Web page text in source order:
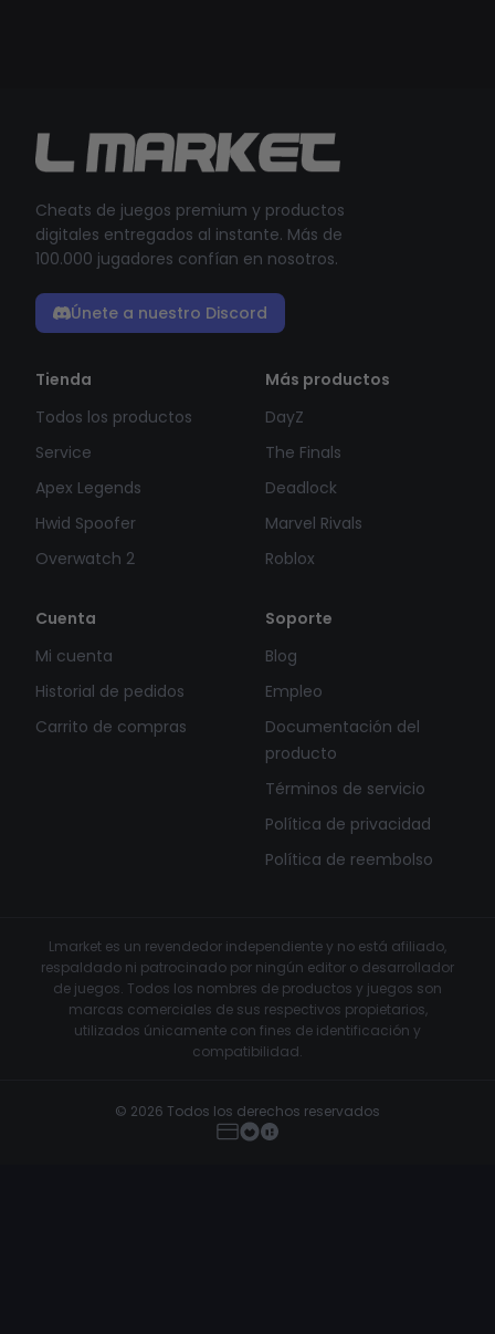
Cheats de juegos premium y productos
digitales entregados al instante. Más de
100.000 jugadores confían en nosotros.
Únete a nuestro Discord
Tienda
Todos los productos
Service
Apex Legends
Hwid Spoofer
Overwatch 2
Más productos
DayZ
The Finals
Deadlock
Marvel Rivals
Roblox
Cuenta
Mi cuenta
Historial de pedidos
Carrito de compras
Soporte
Blog
Empleo
Documentación del
producto
Términos de servicio
Política de privacidad
Política de reembolso
Lmarket es un revendedor independiente y no está afiliado,
respaldado ni patrocinado por ningún editor o desarrollador
de juegos. Todos los nombres de productos y juegos son
marcas comerciales de sus respectivos propietarios,
utilizados únicamente con fines de identificación y
compatibilidad.
© 2026 Todos los derechos reservados